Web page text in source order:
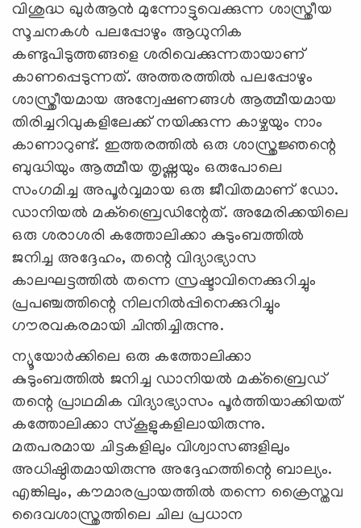
വിശുദ്ധ ഖുർആൻ മുന്നോട്ടുവെക്കുന്ന ശാസ്ത്രീയ
സൂചനകൾ പലപ്പോഴും ആധുനിക
കണ്ടുപിടുത്തങ്ങളെ ശരിവെക്കുന്നതായാണ്
കാണപ്പെടുന്നത്. അത്തരത്തിൽ പലപ്പോഴും
ശാസ്ത്രീയമായ അന്വേഷണങ്ങൾ ആത്മീയമായ
തിരിച്ചറിവുകളിലേക്ക് നയിക്കുന്ന കാഴ്ചയും നാം
കാണാറുണ്ട്. ഇത്തരത്തിൽ ഒരു ശാസ്ത്രജ്ഞന്റെ
ബുദ്ധിയും ആത്മീയ തൃഷ്ണയും ഒരുപോലെ
സംഗമിച്ച അപൂർവ്വമായ ഒരു ജീവിതമാണ് ഡോ.
ഡാനിയൽ മക്ബ്രൈഡിന്റേത്. അമേരിക്കയിലെ
ഒരു ശരാശരി കത്തോലിക്കാ കുടുംബത്തിൽ
ജനിച്ച അദ്ദേഹം, തന്റെ വിദ്യാഭ്യാസ
കാലഘട്ടത്തിൽ തന്നെ സ്രഷ്ടാവിനെക്കുറിച്ചും
പ്രപഞ്ചത്തിന്റെ നിലനിൽപ്പിനെക്കുറിച്ചും
ഗൗരവകരമായി ചിന്തിച്ചിരുന്നു.
ന്യൂയോർക്കിലെ ഒരു കത്തോലിക്കാ
കുടുംബത്തിൽ ജനിച്ച ഡാനിയൽ മക്ബ്രൈഡ്
തന്റെ പ്രാഥമിക വിദ്യാഭ്യാസം പൂർത്തിയാക്കിയത്
കത്തോലിക്കാ സ്കൂളുകളിലായിരുന്നു.
മതപരമായ ചിട്ടകളിലും വിശ്വാസങ്ങളിലും
അധിഷ്ഠിതമായിരുന്നു അദ്ദേഹത്തിന്റെ ബാല്യം.
എങ്കിലും, കൗമാരപ്രായത്തിൽ തന്നെ ക്രൈസ്തവ
ദൈവശാസ്ത്രത്തിലെ ചില പ്രധാന